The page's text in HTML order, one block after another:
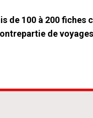
de 100 à 200 fiches
de